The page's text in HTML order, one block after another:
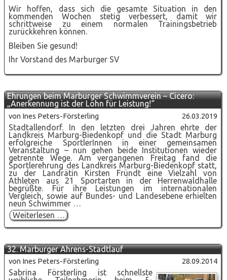
Wir hoffen, dass sich die gesamte Situation in den
kommenden Wochen stetig verbessert, damit wir
schrittweise zu einem normalen Trainingsbetrieb
zurückkehren können.
Bleiben Sie gesund!
Ihr Vorstand des Marburger SV
Ehrungen beim Marburger Schwimmverein – Cicero:
„Anerkennung ist der Lohn für Leistung!“
26.03.2019
von Ines Peters-Försterling
Stadtallendorf. In den letzten drei Jahren ehrte der
Landkreis Marburg-Biedenkopf und die Stadt Marburg
erfolgreiche SportlerInnen in einer gemeinsamen
Veranstaltung – nun gehen beide Institutionen wieder
getrennte Wege. Am vergangenen Freitag fand die
Sportlerehrung des Landkreis Marburg-Biedenkopf statt,
zu der Landrätin Kirsten Fründt eine Vielzahl von
Athleten aus 21 Sportarten in der Herrenwaldhalle
begrüßte. Für ihre Leistungen im internationalen
Vergleich, sowie auf Bundes- und Landesebene erhielten
neun Schwimmer …
Weiterlesen … Ehrungen
beim
Marburger
–
Cicero:
„Anerkennung
ist
der
32. Marburger Ahrens-Stadtlauf
28.09.2014
von Ines Peters-Försterling
Sabrina Försterling ist schnellste